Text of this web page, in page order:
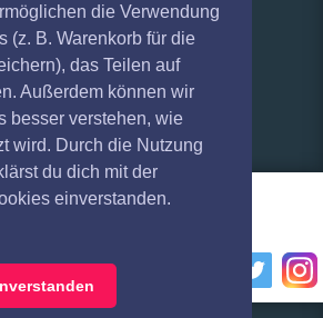
die Verwendung
(z. B. Warenkorb für die
das Teilen auf
Außerdem können wir
besser verstehen, wie
wird. Durch die Nutzung
du dich mit der
einverstanden.
Geschäftskunden
Kartenrückgabe
Besucherregistrierung